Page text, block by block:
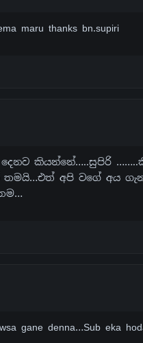
maru thanks bn.supiri
කියන්නේ…..සුපිරි
තමයි…එත් අපි වගේ අය
gane denna…Sub eka